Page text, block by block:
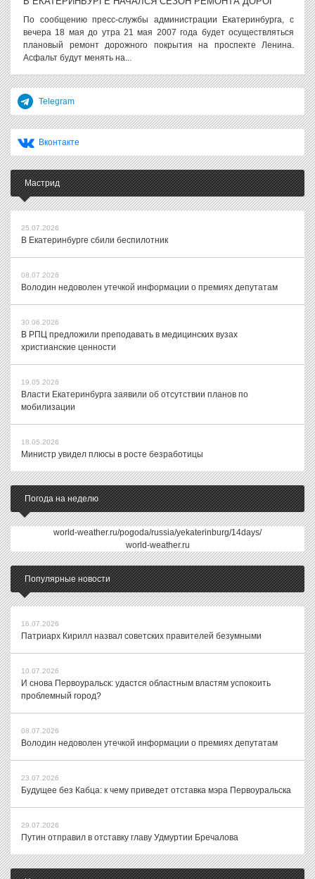
По сообщению пресс-службы администрации Екатеринбурга, с
вечера 18 мая до утра 21 мая 2007 года будет осуществляться
плановый ремонт дорожного покрытия на проспекте Ленина.
Асфальт будут менять на...
Telegram
Вконтакте
Мастрид
25.07.2026
В Екатеринбурге сбили беспилотник
08.07.2026
Володин недоволен утечкой информации о премиях депутатам
30.06.2026
В РПЦ предложили преподавать в медицинских вузах
христианские ценности
19.05.2026
Власти Екатеринбурга заявили об отсутствии планов по
мобилизации
18.05.2026
Министр увидел плюсы в росте безработицы
Погода на неделю
world-weather.ru/pogoda/russia/yekaterinburg/14days/
world-weather.ru
Популярные новости
16.07.2026
Патриарх Кирилл назвал советских правителей безумными
10.07.2026
И снова Первоуральск: удастся областным властям успокоить
проблемный город?
08.07.2026
Володин недоволен утечкой информации о премиях депутатам
23.07.2026
Будущее без Кабца: к чему приведет отставка мэра Первоуральска
29.07.2026
Путин отправил в отставку главу Удмуртии Бречалова